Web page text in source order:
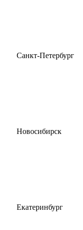
Санкт-Петербург
Новосибирск
Екатеринбург